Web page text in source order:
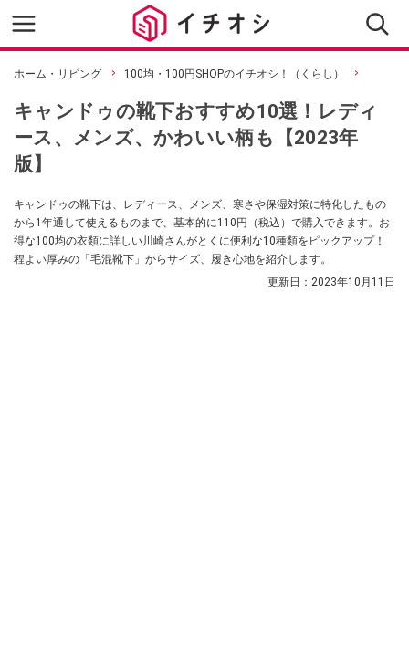
ホーム・リビング 100均・100円SHOPのイチオシ！（くらし）
キャンドゥの靴下おすすめ10選！レディ
ース、メンズ、かわいい柄も【2023年
版】
キャンドゥの靴下は、レディース、メンズ、寒さや保湿対策に特化したもの
から1年通して使えるものまで、基本的に110円（税込）で購入できます。お
得な100均の衣類に詳しい川崎さんがとくに便利な10種類をピックアップ！
程よい厚みの「毛混靴下」からサイズ、履き心地を紹介します。
更新日： 2023年10月11日